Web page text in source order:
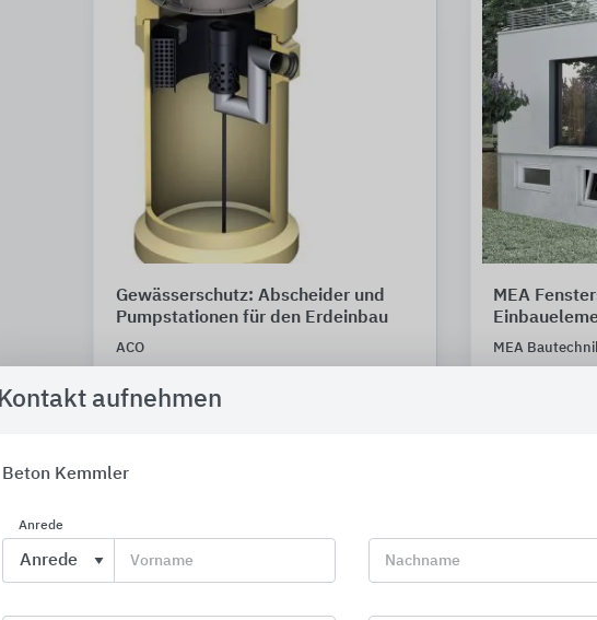
Gewässerschutz: Abscheider und
Pumpstationen für den Erdeinbau
ACO
MEA
MEA
Kontakt aufnehmen
Beton Kemmler
Anrede
Vorname Nachname